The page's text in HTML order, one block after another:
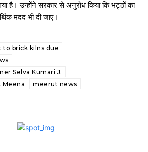
है। उन्होंने सरकार से अनुरोध किया कि भट्ठों का
मदद भी दी जाए।
to brick kilns due
Selva Kumari J.
Meena
meerut news